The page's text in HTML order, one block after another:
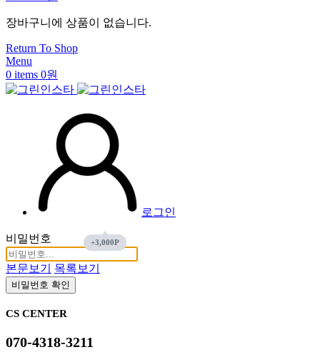
장바구니에 상품이 없습니다.
Return To Shop
Menu
0 items 0원
로그인
비밀번호
본문보기 목록보기
비밀번호 확인
CS CENTER
070-4318-3211